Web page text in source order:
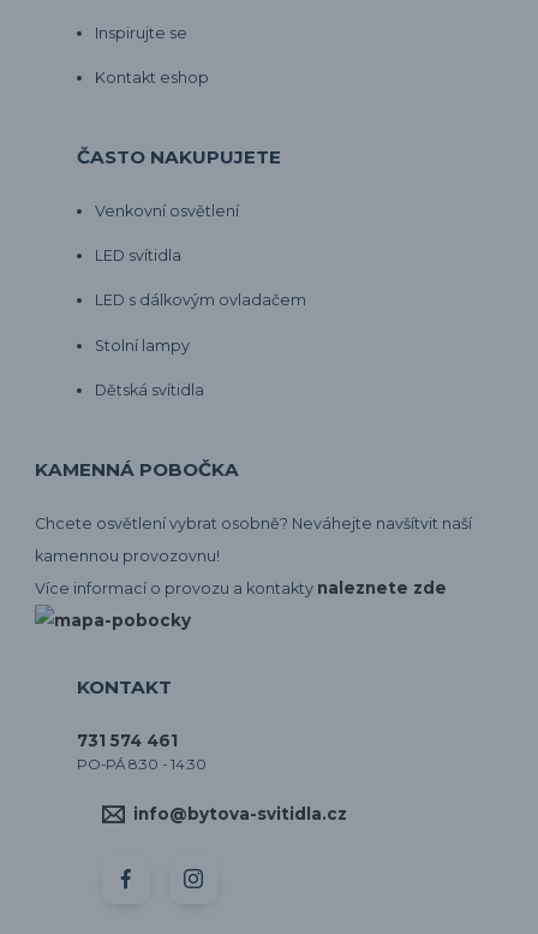
Inspirujte se
Kontakt eshop
ČASTO NAKUPUJETE
Venkovní osvětlení
LED svítidla
LED s dálkovým ovladačem
Stolní lampy
Dětská svítidla
KAMENNÁ POBOČKA
Chcete osvětlení vybrat osobně? Neváhejte navšítvit naší
kamennou provozovnu!
Více informací o provozu a kontakty naleznete zde
KONTAKT
731 574 461
PO-PÁ 8:30 - 14:30
info@bytova-svitidla.cz